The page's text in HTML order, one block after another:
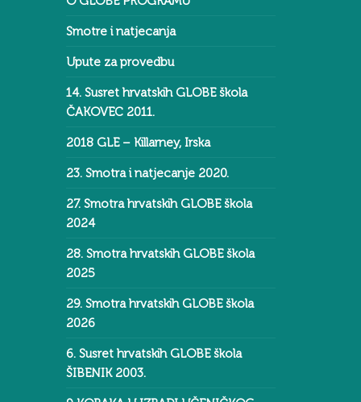
Smotre i natjecanja
Upute za provedbu
14. Susret hrvatskih GLOBE škola
ČAKOVEC 2011.
2018 GLE – Killarney, Irska
23. Smotra i natjecanje 2020.
27. Smotra hrvatskih GLOBE škola
2024
28. Smotra hrvatskih GLOBE škola
2025
29. Smotra hrvatskih GLOBE škola
2026
6. Susret hrvatskih GLOBE škola
ŠIBENIK 2003.